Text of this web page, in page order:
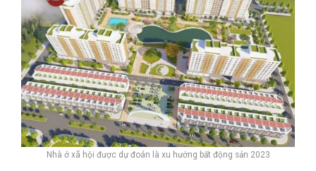
Nhà ở xã hội được dự đoán là xu hướng bất động sản 2023